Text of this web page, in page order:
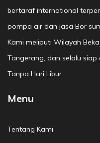
bertaraf international
pompa air dan jasa Bor
Kami meliputi Wilayah
Tangerang, dan selalu
Tanpa Hari Libur.
Menu
Tentang Kami